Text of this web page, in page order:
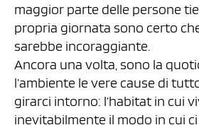
maggior parte delle persone
propria giornata sono certo
sarebbe incoraggiante.
Ancora una volta, sono la
l’ambiente le vere cause di
girarci intorno: l’habitat in cui
inevitabilmente il modo in cui